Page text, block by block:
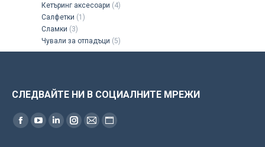
Кетъринг аксесоари (4)
Салфетки (1)
Сламки (3)
Чували за отпадъци (5)
СЛЕДВАЙТЕ НИ В СОЦИАЛНИТЕ МРЕЖИ
Find us on:
FacebookYouTubeLinkedinInstagram
Mail Website